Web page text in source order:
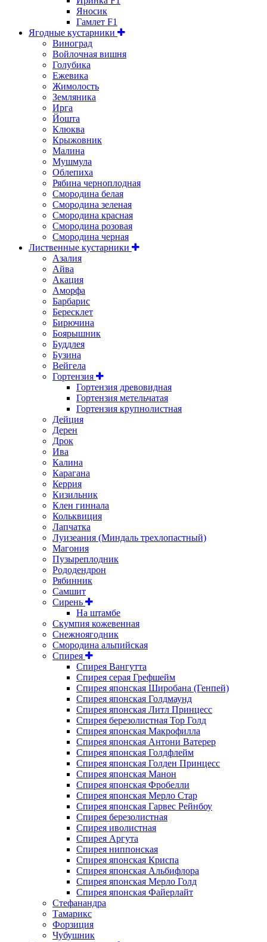
Яносик
Гамлет F1
Ягодные кустарники
Виноград
Войлочная вишня
Голубика
Ежевика
Жимолость
Земляника
Ирга
Йошта
Клюква
Крыжовник
Малина
Мушмула
Облепиха
Рябина черноплодная
Смородина белая
Смородина зеленая
Смородина красная
Смородина розовая
Смородина черная
Лиственные кустарники
Азалия
Айва
Акация
Аморфа
Барбарис
Бересклет
Бирючина
Боярышник
Буддлея
Бузина
Вейгела
Гортензия
Гортензия древовидная
Гортензия метельчатая
Гортензия крупнолистная
Дейция
Дерен
Дрок
Ива
Калина
Карагана
Керрия
Кизильник
Клен гиннала
Кольквиция
Лапчатка
Луизеания (Миндаль трехлопастный)
Магония
Пузыреплодник
Рододендрон
Рябинник
Самшит
Сирень
На штамбе
Скумпия кожевенная
Снежноягодник
Смородина альпийская
Спирея
Спирея Вангутта
Спирея серая Грефшейм
Спирея японская Широбана (Генпей)
Спирея японская Голдмаунд
Спирея японская Литл Принцесс
Спирея березолистная Тор Голд
Спирея японская Макрофилла
Спирея японская Антони Ватерер
Спирея японская Голдфлейм
Спирея японская Голден Принцесс
Спирея японская Манон
Спирея японская Фробелли
Спирея японская Мерло Стар
Спирея японская Гарвес Рейнбоу
Спирея березолистная
Спирея иволистная
Спирея Аргута
Спирея ниппонская
Спирея японская Криспа
Спирея японская Альбифлора
Спирея японская Мерло Голд
Спирея японская Файерлайт
Стефанандра
Тамарикс
Форзиция
Чубушник